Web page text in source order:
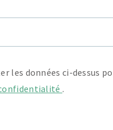
les données ci-dessus
.